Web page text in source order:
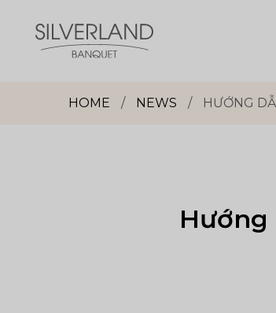
HOME / NEWS / HƯỚNG
Hướng